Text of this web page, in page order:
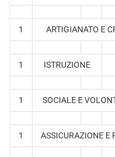
1 ARTIGIANATO E
1 ISTRUZIONE
1 SOCIALE E
1 ASSICURAZIONE E